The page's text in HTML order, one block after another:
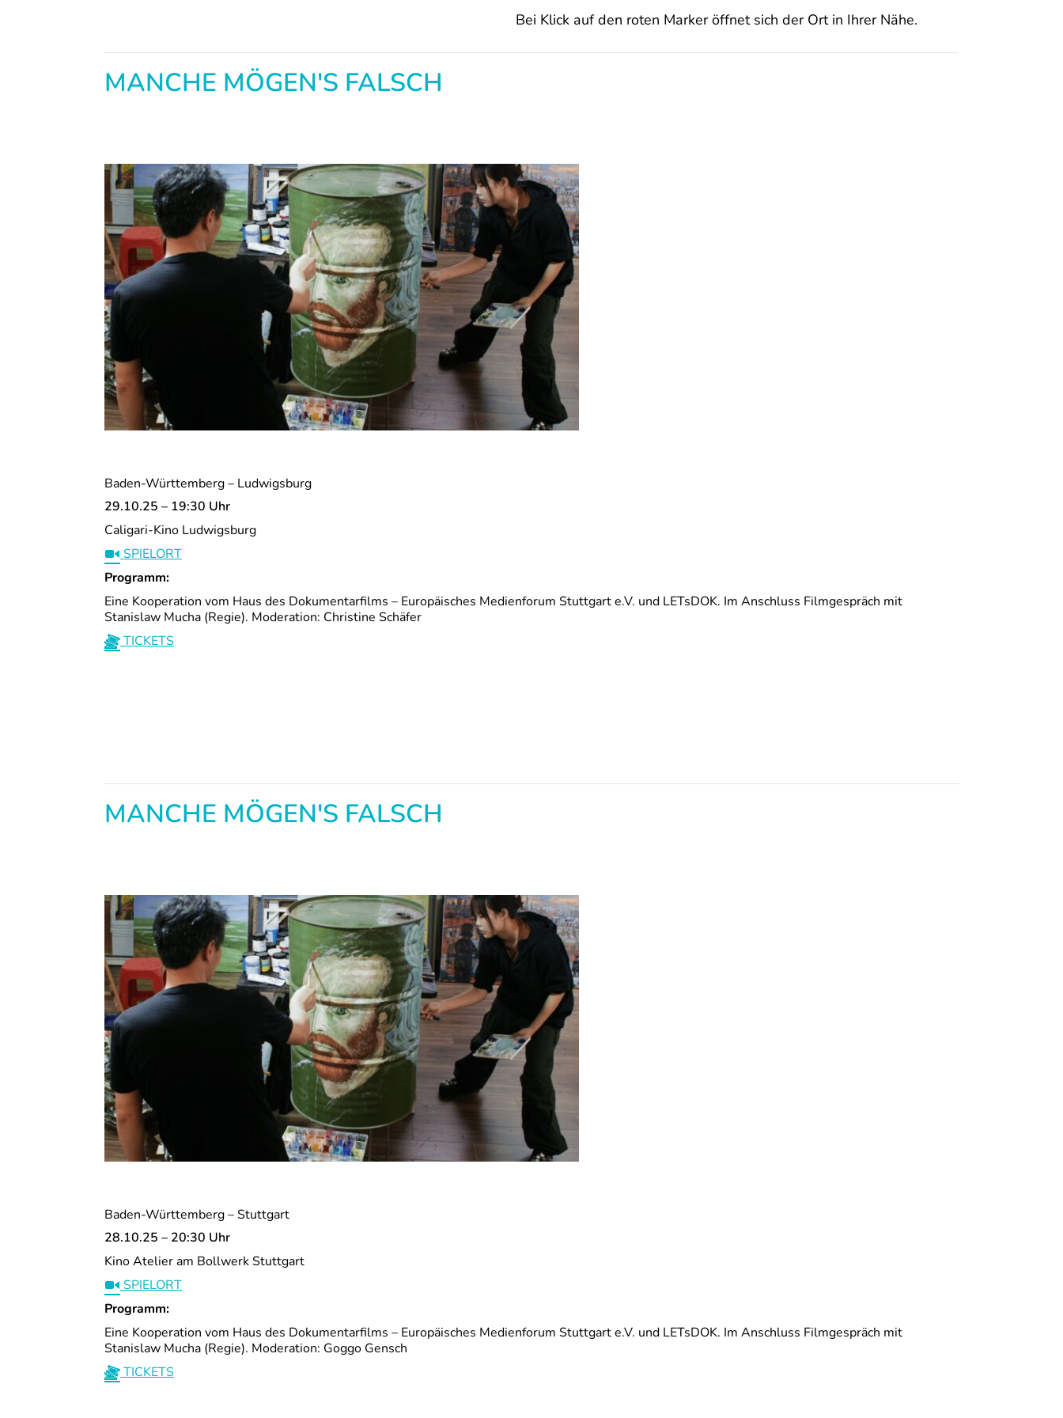
Bei Klick auf den roten Marker öffnet sich der Ort in Ihrer Nähe.
MANCHE MÖGEN'S FALSCH
Baden-Württemberg – Ludwigsburg
29.10.25 – 19:30 Uhr
Caligari-Kino Ludwigsburg
SPIELORT
Programm:
Eine Kooperation vom Haus des Dokumentarfilms – Europäisches Medienforum Stuttgart e.V. und LETsDOK. Im Anschluss Filmgespräch mit
Stanislaw Mucha (Regie). Moderation: Christine Schäfer
TICKETS
MANCHE MÖGEN'S FALSCH
Baden-Württemberg – Stuttgart
28.10.25 – 20:30 Uhr
Kino Atelier am Bollwerk Stuttgart
SPIELORT
Programm:
Eine Kooperation vom Haus des Dokumentarfilms – Europäisches Medienforum Stuttgart e.V. und LETsDOK. Im Anschluss Filmgespräch mit
Stanislaw Mucha (Regie). Moderation: Goggo Gensch
TICKETS